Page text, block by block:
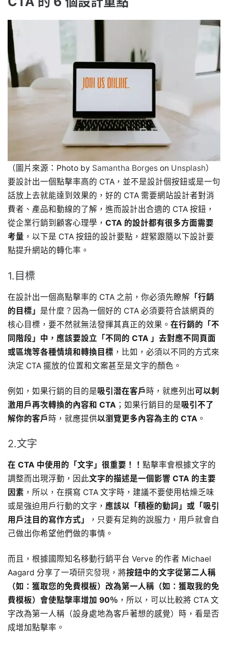
（圖片來源：Photo by Samantha Borges on Unsplash）
要設計出一個點擊率高的 CTA，並不是設計個按鈕或是一句
話放上去就能達到效果的，好的 CTA 需要網站設計者對消
費者、產品和動線的了解，進而設計出合適的 CTA 按鈕，
從企業行銷到顧客心理學， CTA 的設計都有很多方面需要
考量 ，以下是 CTA 按鈕的設計要點，趕緊跟隨以下設計要
點提升網站的轉化率。
1.目標
在設計出一個高點擊率的 CTA 之前，你必須先瞭解 「行銷
的目標」 是什麼？因為一個好的 CTA 必須要符合該網頁的
核心目標，要不然就無法發揮其真正的效果。 在行銷的「不
同階段」中，應該要設立「不同的 CTA 」去對應不同頁面
或區塊等各種情境和轉換目標 ，比如，必須以不同的方式來
決定 CTA 擺放的位置和文案甚至是文字的顏色。
例如，如果行銷的目的是吸引潛在客戶 時，就應列出可以刺
激用戶再次轉換的內容和 CTA ；如果行銷目的是吸引不了
解你的客戶 時，就應提供以瀏覽更多內容為主的 CTA 。
2.文字
在 CTA 中使用的「文字」很重要！！ 點擊率會根據文字的
調整而出現浮動，因此文字的描述是一個影響 CTA 的主要
因素 ，所以，在撰寫 CTA 文字時，建議不要使用枯燥乏味
或是強迫用戶行動的文字， 應該以「積極的動詞」或「吸引
用戶注目的寫作方式」
，只要有足夠的說服力，用戶就會自
己做出你希望他們做的事情。
而且，根據國際知名移動行銷平台 Verve 的作者 Michael
Aagard 分享了一項研究發現 ，將按鈕中的文字從第二人稱
（如：獲取您的免費模板）改為第一人稱（如：獲取我的免
費模板）會使點擊率增加 90％ ，所以，可以比較將 CTA 文
字改為第一人稱（設身處地為客戶著想的感覺）時，看是否
成增加點擊率。